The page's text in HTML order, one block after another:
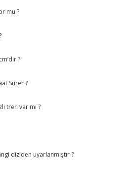
mu ?
?
Sürer ?
tren var mı ?
diziden uyarlanmıştır ?